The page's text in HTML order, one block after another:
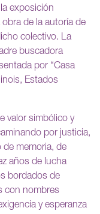
exposición
de la autoría de
colectivo. La
buscadora
por “Casa
Estados
valor simbólico y
por justicia,
memoria, de
años de lucha
bordados de
con nombres
y esperanza